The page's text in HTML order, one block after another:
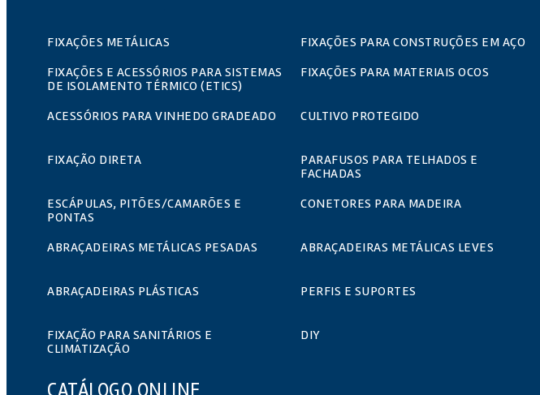
FIXAÇÕES METÁLICAS FIXAÇÕES PARA CONSTRUÇÕES EM AÇO
FIXAÇÕES E ACESSÓRIOS PARA SISTEMAS
DE ISOLAMENTO TÉRMICO (ETICS)
FIXAÇÕES PARA MATERIAIS OCOS
ACESSÓRIOS PARA VINHEDO GRADEADO CULTIVO PROTEGIDO
FIXAÇÃO DIRETA
PARAFUSOS PARA TELHADOS E
FACHADAS
ESCÁPULAS, PITÕES/CAMARÕES E
PONTAS
CONETORES PARA MADEIRA
ABRAÇADEIRAS METÁLICAS PESADAS ABRAÇADEIRAS METÁLICAS LEVES
ABRAÇADEIRAS PLÁSTICAS PERFIS E SUPORTES
FIXAÇÃO PARA SANITÁRIOS E
CLIMATIZAÇÃO
DIY